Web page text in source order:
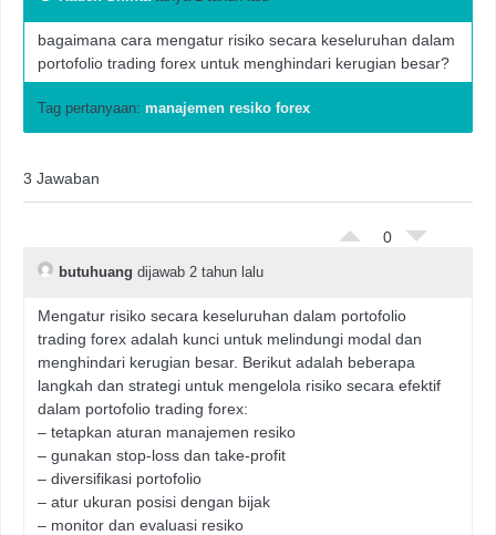
bagaimana cara mengatur risiko secara keseluruhan dalam
portofolio trading forex untuk menghindari kerugian besar?
Tag pertanyaan: manajemen resiko forex
3 Jawaban
0
butuhuang dijawab 2 tahun lalu
Mengatur risiko secara keseluruhan dalam portofolio
trading forex adalah kunci untuk melindungi modal dan
menghindari kerugian besar. Berikut adalah beberapa
langkah dan strategi untuk mengelola risiko secara efektif
dalam portofolio trading forex:
– tetapkan aturan manajemen resiko
– gunakan stop-loss dan take-profit
– diversifikasi portofolio
– atur ukuran posisi dengan bijak
– monitor dan evaluasi resiko